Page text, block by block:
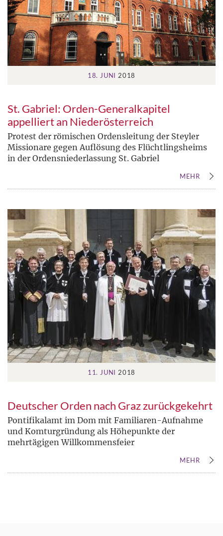
18. JUNI 2018
St. Gabriel: Orden-Generalkapitel
appelliert an Niederösterreich
Protest der römischen Ordensleitung der Steyler
Missionare gegen Auflösung des Flüchtlingsheims
in der Ordensniederlassung St. Gabriel
MEHR
11. JUNI 2018
Deutscher Orden nach Graz zurückgekehrt
Pontifikalamt im Dom mit Familiaren-Aufnahme
und Komturgründung als Höhepunkte der
mehrtägigen Willkommensfeier
MEHR